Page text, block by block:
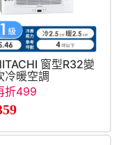
窗型R32變
冷暖空調
折499